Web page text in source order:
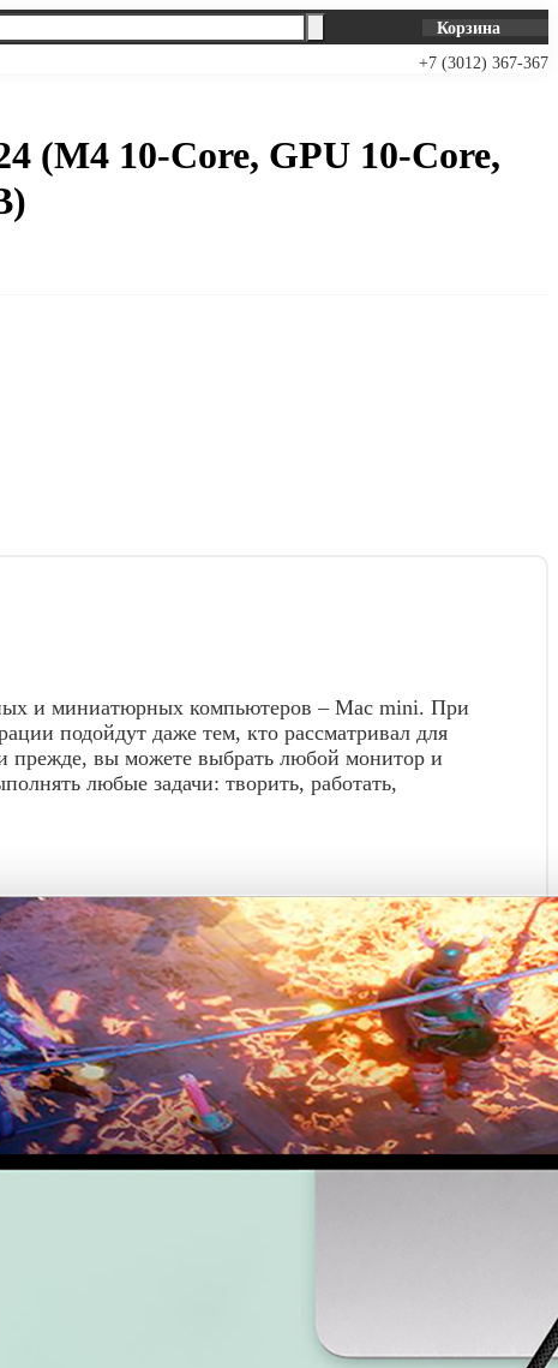
Корзина
+7 (3012) 367-367
(M4 10-Core, GPU 10-Core,
и миниатюрных компьютеров – Mac mini. При
подойдут даже тем, кто рассматривал для
прежде, вы можете выбрать любой монитор и
любые задачи: творить, работать,